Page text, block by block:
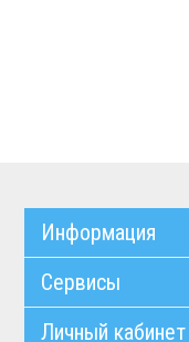
Информация
Сервисы
Личный кабинет